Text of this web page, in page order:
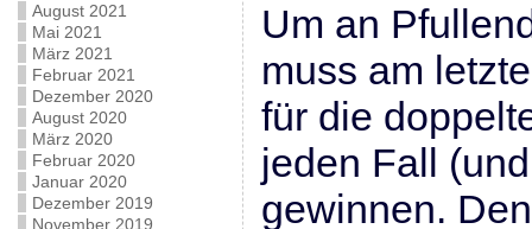
August 2021
Mai 2021
März 2021
Februar 2021
Dezember 2020
August 2020
März 2020
Februar 2020
Januar 2020
Dezember 2019
November 2019
Um an
muss am
für die
jeden Fall
gewinnen.